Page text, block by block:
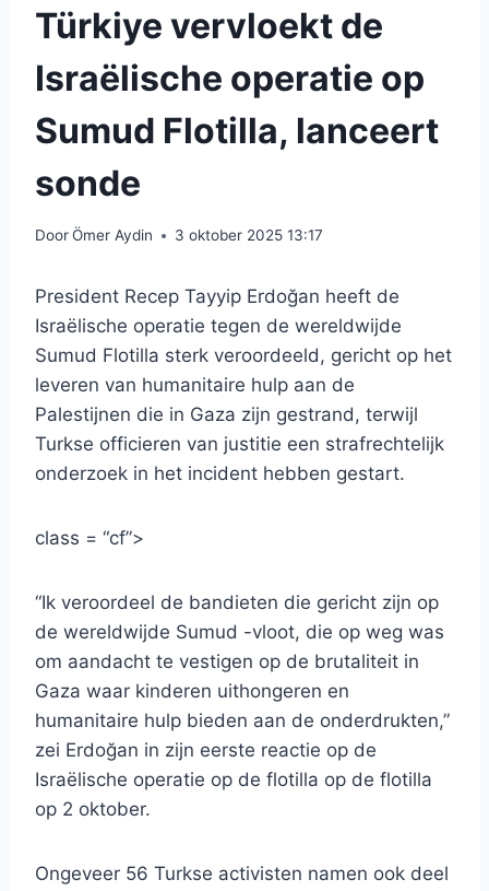
Türkiye vervloekt de
Israëlische operatie op
Sumud Flotilla, lanceert
sonde
DoorÖmer Aydin 3 oktober 2025 13:17
President Recep Tayyip Erdoğan heeft de
Israëlische operatie tegen de wereldwijde
Sumud Flotilla sterk veroordeeld, gericht op het
leveren van humanitaire hulp aan de
Palestijnen die in Gaza zijn gestrand, terwijl
Turkse officieren van justitie een strafrechtelijk
onderzoek in het incident hebben gestart.
class = “cf”>
“Ik veroordeel de bandieten die gericht zijn op
de wereldwijde Sumud -vloot, die op weg was
om aandacht te vestigen op de brutaliteit in
Gaza waar kinderen uithongeren en
humanitaire hulp bieden aan de onderdrukten,”
zei Erdoğan in zijn eerste reactie op de
Israëlische operatie op de flotilla op de flotilla
op 2 oktober.
Ongeveer 56 Turkse activisten namen ook deel